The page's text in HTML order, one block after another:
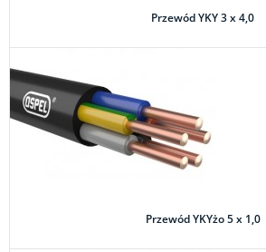
Przewód YKY 3 x 4,0
Przewód YKYżo 5 x 1,0